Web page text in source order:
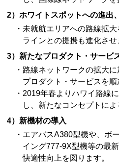
2）ホワイトスポットへの進出
・未就航エリアへの路線拡
ラインとの提携も進化させ
3）新たなプロダクト・サービ
・路線ネットワークの拡大
プロダクト・サービスを順
・2019年春よりハワイ路線
し、新たなコンセプトに
4）新機材の導入
・エアバスA380型機や、ボ
イング777-9X型機等の最
快適性向上を図ります。